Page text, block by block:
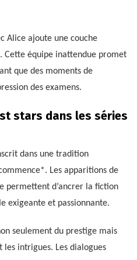
Alice ajoute une couche
Cette équipe inattendue promet
que des moments de
des examens.
stars dans les séries
dans une tradition
Les apparitions de
permettent d’ancrer la fiction
exigeante et passionnante.
seulement du prestige mais
intrigues. Les dialogues